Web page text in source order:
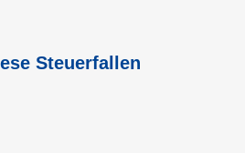
Steuerfallen